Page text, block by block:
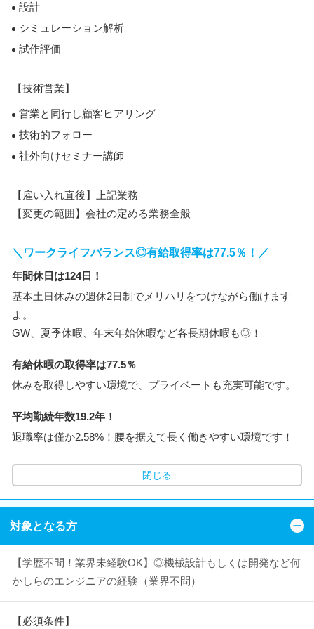
設計
シミュレーション解析
試作評価
【技術営業】
営業と同行し顧客ヒアリング
技術的フォロー
社外向けセミナー講師
【雇い入れ直後】上記業務
【変更の範囲】会社の定める業務全般
＼ワークライフバランス◎有給取得率は77.5％！／
年間休日は124日！
基本土日休みの週休2日制でメリハリをつけながら働けます
よ。
GW、夏季休暇、年末年始休暇など各長期休暇も◎！
有給休暇の取得率は77.5％
休みを取得しやすい環境で、プライベートも充実可能です。
平均勤続年数19.2年！
退職率は僅か2.58%！腰を据えて長く働きやすい環境です！
閉じる
対象となる方
【学歴不問！業界未経験OK】◎機械設計もしくは開発など何
かしらのエンジニアの経験（業界不問）
【必須条件】